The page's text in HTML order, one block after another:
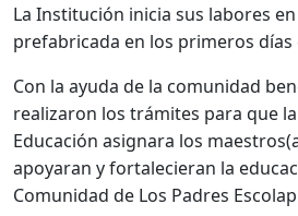
La Institución inicia sus labores
prefabricada en los primeros días
Con la ayuda de la comunidad
realizaron los trámites para que
Educación asignara los
apoyaran y fortalecieran la
Comunidad de Los Padres